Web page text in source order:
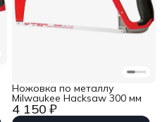
4 150 ₽
Ножовка по металлу
Milwaukee Hacksaw 300 мм